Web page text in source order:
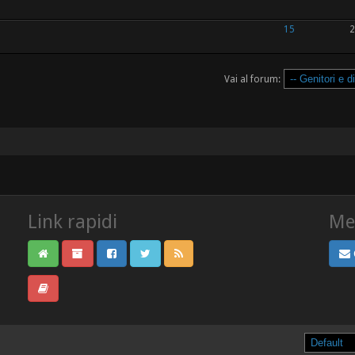
15
Vai al forum:
Link rapidi